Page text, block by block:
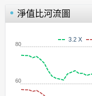
淨值比河流圖
3.2 X
60
80